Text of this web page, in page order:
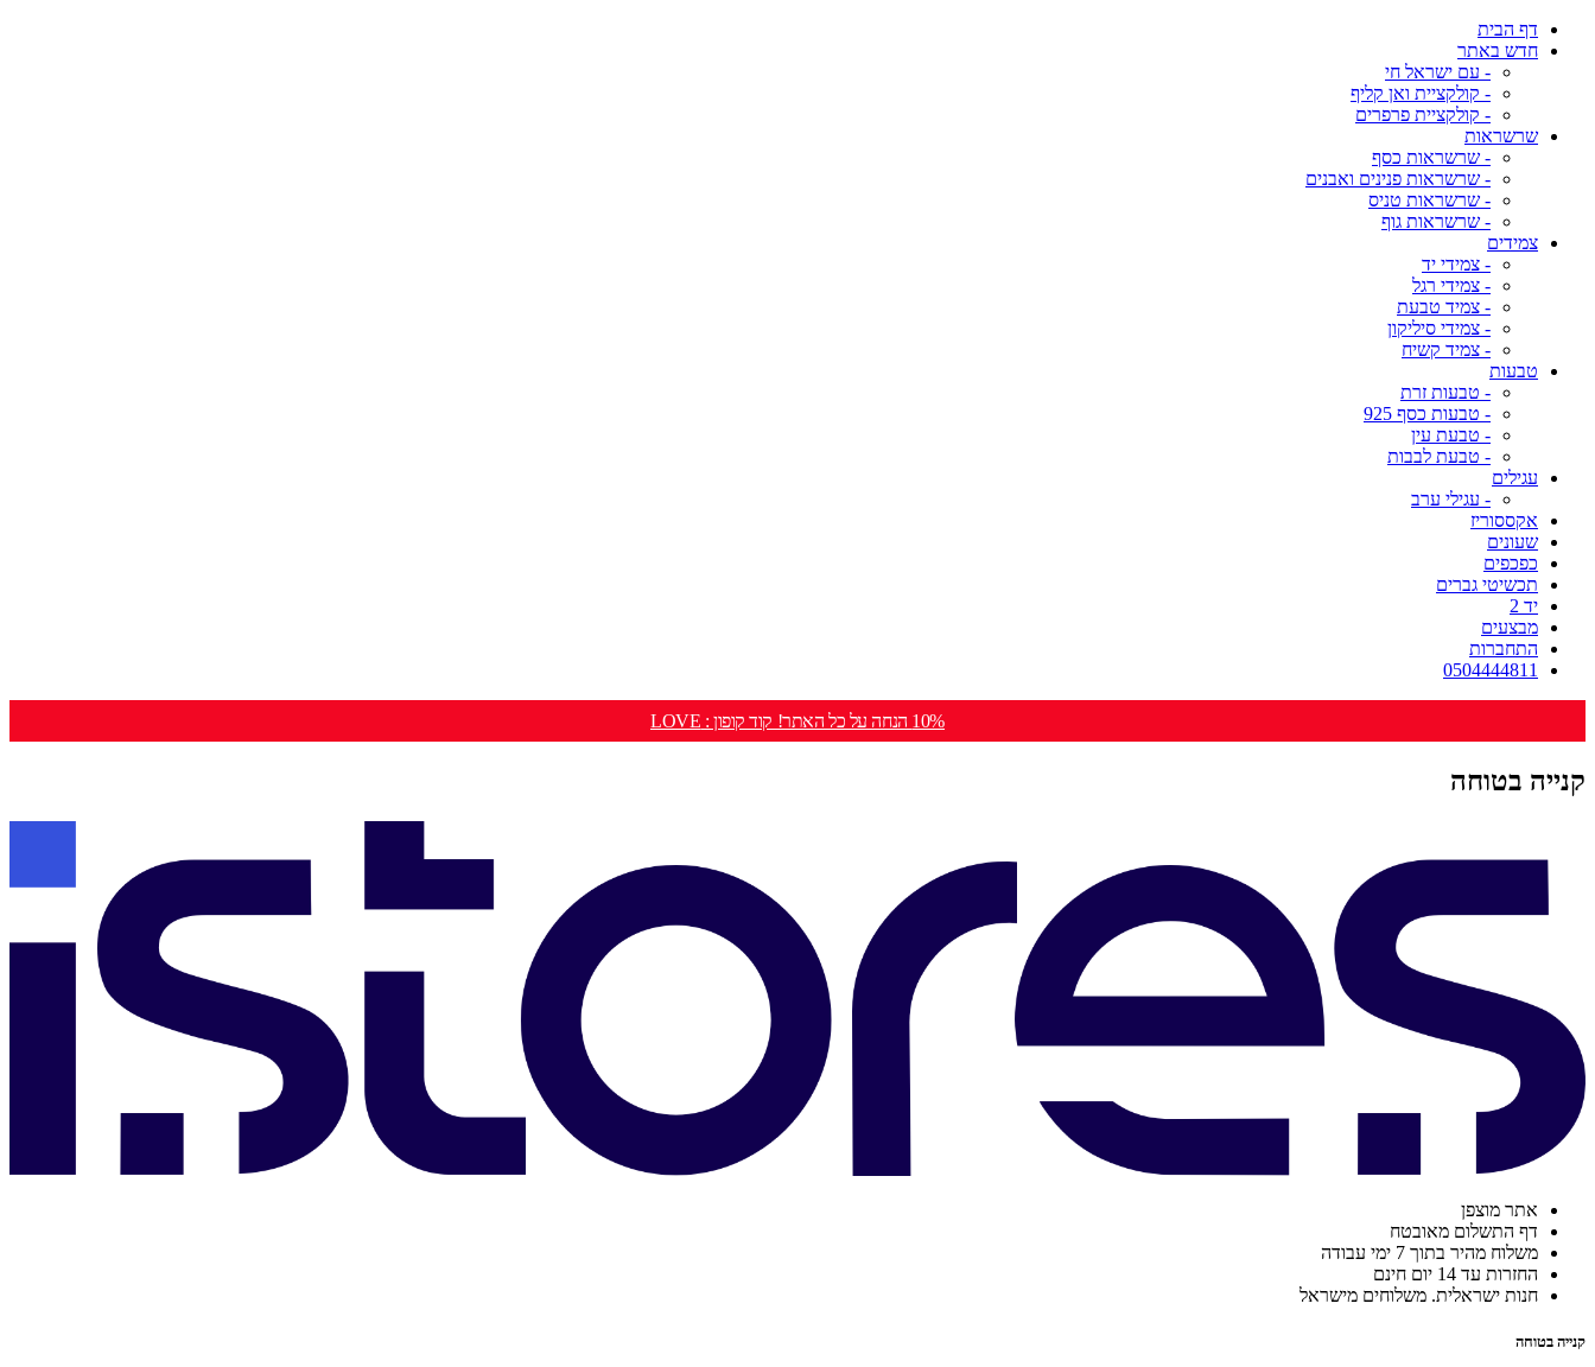
דף הבית
חדש באתר
- עם ישראל חי
- קולקציית ואן קליף
- קולקציית פרפרים
שרשראות
- שרשראות כסף
- שרשראות פנינים ואבנים
- שרשראות טניס
- שרשראות גוף
צמידים
- צמידי יד
- צמידי רגל
- צמיד טבעת
- צמידי סיליקון
- צמיד קשיח
טבעות
- טבעות זרת
- טבעות כסף 925
- טבעת עין
- טבעת לבבות
עגילים
- עגילי ערב
אקססוריז
שעונים
כפכפים
תכשיטי גברים
יד 2
מבצעים
התחברות
0504444811
10% הנחה על כל האתר! קוד קופון : LOVE
קנייה בטוחה
אתר מוצפן
דף התשלום מאובטח
משלוח מהיר בתוך 7 ימי עבודה
החזרות עד 14 יום חינם
חנות ישראלית. משלוחים מישראל
קנייה בטוחה